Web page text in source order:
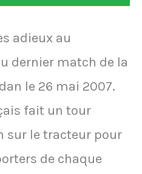
adieux au
dernier match de la
le 26 mai 2007.
fait un tour
sur le tracteur pour
de chaque